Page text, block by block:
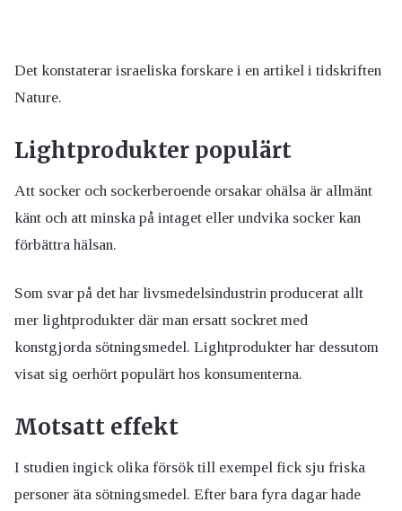
Det konstaterar israeliska forskare i en artikel i tidskriften
Nature.
Lightprodukter populärt
Att socker och sockerberoende orsakar ohälsa är allmänt
känt och att minska på intaget eller undvika socker kan
förbättra hälsan.
Som svar på det har livsmedelsindustrin producerat allt
mer lightprodukter där man ersatt sockret med
konstgjorda sötningsmedel. Lightprodukter har dessutom
visat sig oerhört populärt hos konsumenterna.
Motsatt effekt
I studien ingick olika försök till exempel fick sju friska
personer äta sötningsmedel. Efter bara fyra dagar hade